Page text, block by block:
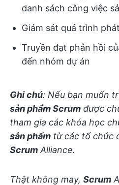
danh sách công việc
Giám sát quá trình
Truyền đạt phản hồi
đến nhóm dự án
Ghi chú: Nếu bạn muốn
sản phẩm Scrum được
tham gia các khóa học
sản phẩm từ các tổ chức
Scrum Alliance.
Thật không may, Scrum